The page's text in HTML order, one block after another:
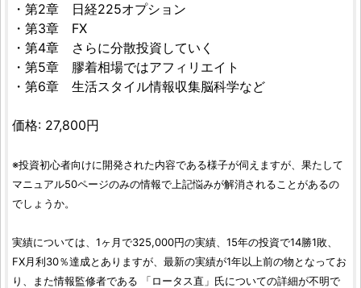
・第2章 日経225オプション
・第3章 FX
・第4章 さらに分散投資していく
・第5章 膠着相場ではアフィリエイト
・第6章 生活スタイル情報収集脳科学など
価格: 27,800円
※投資初心者向けに開発された内容である様子が伺えますが、果たして
マニュアル50ページのみの情報で上記悩みが解消されることがあるの
でしょうか。
実績については、1ヶ月で325,000円の実績、15年の投資で14勝1敗、
FX月利30％達成とありますが、最新の実績が1年以上前の物となってお
り、また情報監修者である 「ロータス直」氏についての詳細が不明で